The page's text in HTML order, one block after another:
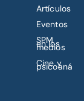
Artículos
Eventos
SPM
en los
medios
Cine y